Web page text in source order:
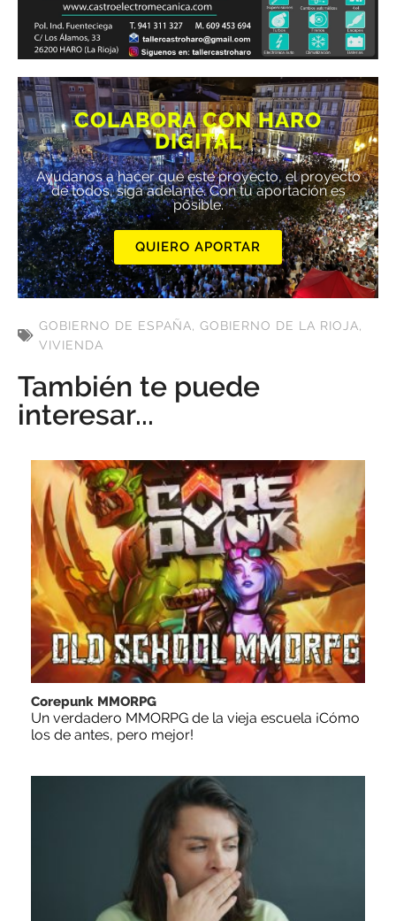
COLABORA CON HARO
DIGITAL
Ayúdanos a hacer que este proyecto, el proyecto
de todos, siga adelante. Con tu aportación es
posible.
QUIERO APORTAR
GOBIERNO DE ESPAÑA, GOBIERNO DE LA RIOJA,
VIVIENDA
También te puede
interesar...
Corepunk MMORPG
Un verdadero MMORPG de la vieja escuela ¡Cómo
los de antes, pero mejor!